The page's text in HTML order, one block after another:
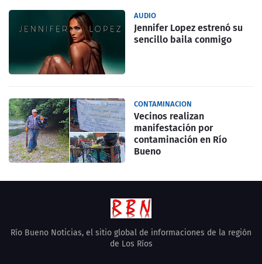
AUDIO
Jennifer Lopez estrenó su
sencillo baila conmigo
CONTAMINACION
Vecinos realizan
manifestación por
contaminación en Río
Bueno
Río Bueno Noticias, el sitio global de informaciones de la región
de Los Ríos